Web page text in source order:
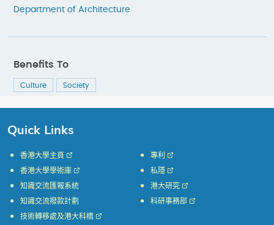
Department of Architecture
Benefits To
Culture Society
Quick Links
香港大學主頁
香港大學學術庫
知識交流匯報系統
知識交流撥款計劃
專利
私隱
港大研究
科研事務部
技術轉移處及港大科橋